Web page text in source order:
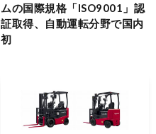
ムの国際規格「ISO9001」認
証取得、自動運転分野で国内
初